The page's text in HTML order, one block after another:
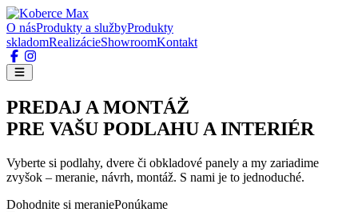
O násProdukty a službyProdukty
skladomRealizácieShowroomKontakt
PREDAJ A MONTÁŽ
PRE VAŠU PODLAHU A INTERIÉR
Vyberte si podlahy, dvere či obkladové panely a my zariadime
zvyšok – meranie, návrh, montáž. S nami je to jednoduché.
Dohodnite si meraniePonúkame